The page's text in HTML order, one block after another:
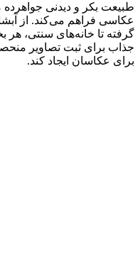
طبیعت بکر و دیدنی
عکاسی فراهم می‌کند. از
گرفته تا خانه‌های سنتی،
جذاب برای ثبت تصاویر
برای عکاسان ایجاد کند.